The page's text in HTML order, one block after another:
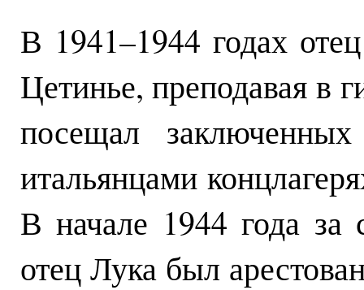
В 1941–1944 годах
Цетинье, преподавая в
посещал
итальянцами
В начале 1944 года за
отец Лука был